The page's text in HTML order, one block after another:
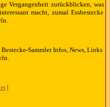
Vergangenheit zurückblicken, was
macht, zumal Essbestecke
Sammler Infos, News, Links
|